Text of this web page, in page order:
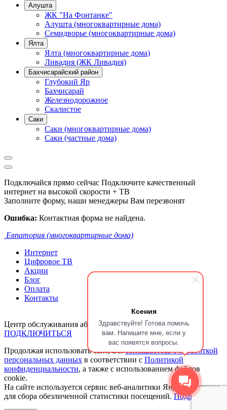
Ксения
Здравствуйте! Готова помочь
вам. Напишите мне, если у
вас появятся вопросы.
Алушта
ЖК "На Фонтанке"
Алушта (многоквартирные дома)
Семидворье (многоквартирные дома)
Ялта
Ялта (многоквартирные дома)
Ливадия (ЖК Ливадия)
Бахчисарайский район
Глубокий Яр
Бахчисарай
Железнодорожное
Скалистое
Саки
Саки (многоквартирные дома)
Саки (частные дома)
Подключайся прямо сейчас Подключите качественный
интернет на высокой скорости + ТВ
Заполните форму, наши менеджеры Вам перезвонят
Ошибка: Контактная форма не найдена.
Евпатория (многоквартирные дома)
Интернет
Цифровое ТВ
Акции
Блог
Оплата
Контакты
Центр обслуживания абонентов: +7 918 018 55 22
ПОДКЛЮЧИТЬСЯ
Продолжая использовать сайт, Высоглашаетесь с обработкой
персональных данных в соответствии с Политикой
конфиденциальности, а также с использованием файлов
cookie.
На сайте используется сервис веб-аналитики Яндекс.Метрика,
для сбора обезличенной статистики посещений.Подробнее.